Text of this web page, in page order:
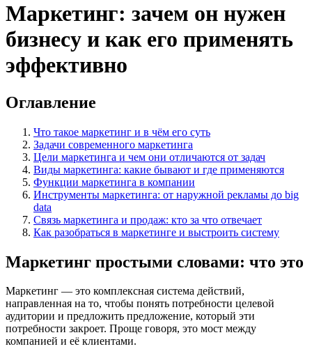
Маркетинг: зачем он нужен
бизнесу и как его применять
эффективно
Оглавление
Что такое маркетинг и в чём его суть
Задачи современного маркетинга
Цели маркетинга и чем они отличаются от задач
Виды маркетинга: какие бывают и где применяются
Функции маркетинга в компании
Инструменты маркетинга: от наружной рекламы до big
data
Связь маркетинга и продаж: кто за что отвечает
Как разобраться в маркетинге и выстроить систему
Маркетинг простыми словами: что это
Маркетинг — это комплексная система действий,
направленная на то, чтобы понять потребности целевой
аудитории и предложить предложение, который эти
потребности закроет. Проще говоря, это мост между
компанией и её клиентами.